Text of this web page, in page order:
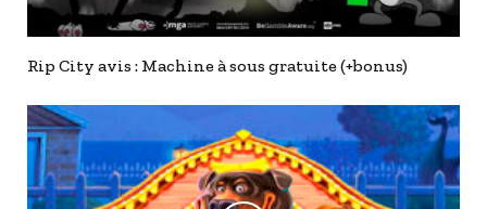
Rip City avis : Machine à sous gratuite (+bonus)